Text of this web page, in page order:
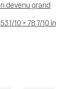
popup: